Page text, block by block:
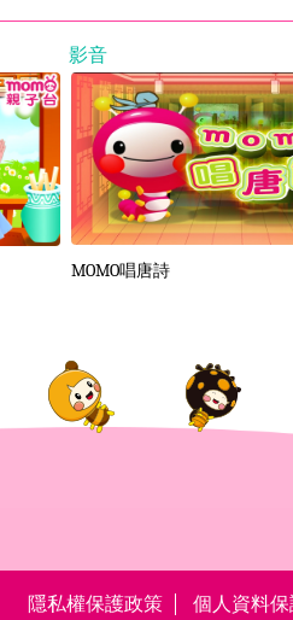
影音
MOMO唱唐詩
隱私權保護政策 個人資料